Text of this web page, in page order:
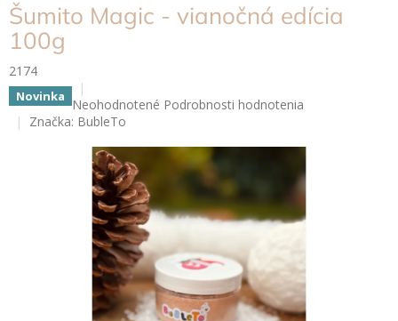
Detská
izba
Senzorické
pomôcky
Šumito Magic - vianočná edícia
100g
2174
Novinka Priemerné
hodnotenie
hviezdičiek.
Neohodnotené Podrobnosti hodnotenia
Značka: BubleTo